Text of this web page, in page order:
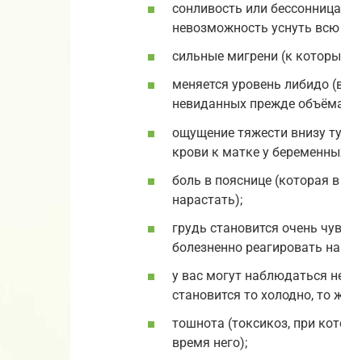
сонливость или
невозможность уснуть
сильные мигрени (к
меняется уровень либидо
невиданных прежде
ощущение тяжести внизу
крови к матке у
боль в пояснице (которая
нарастать);
грудь становится очень
болезненно реагировать
у вас могут наблюдаться
становится то холодно, то
тошнота (токсикоз, при
время него);